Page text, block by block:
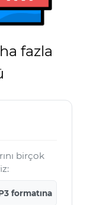
fazla
birçok
formatına